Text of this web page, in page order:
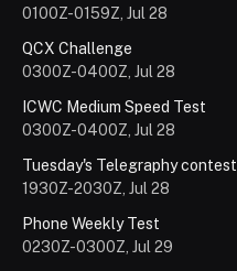
0100Z-0159Z, Jul 28
QCX Challenge
0300Z-0400Z, Jul 28
ICWC Medium Speed Test
0300Z-0400Z, Jul 28
Tuesday's Telegraphy contest
1930Z-2030Z, Jul 28
Phone Weekly Test
0230Z-0300Z, Jul 29